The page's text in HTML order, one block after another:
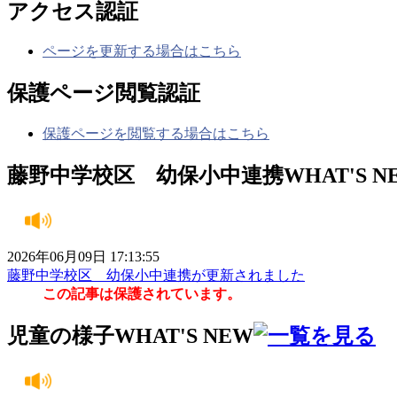
アクセス認証
ページを更新する場合はこちら
保護ページ閲覧認証
保護ページを閲覧する場合はこちら
藤野中学校区 幼保小中連携WHAT'S
2026年06月09日 17:13:55
藤野中学校区 幼保小中連携が更新されました
この記事は保護されています。
児童の様子WHAT'S NEW